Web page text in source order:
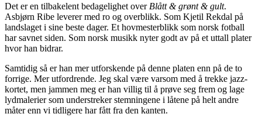
Det er en tilbakelent bedagelighet over Blått & grønt & gult.
Asbjørn Ribe leverer med ro og overblikk. Som Kjetil Rekdal på
landslaget i sine beste dager. Et hovmesterblikk som norsk fotball
har savnet siden. Som norsk musikk nyter godt av på et uttall plater
hvor han bidrar.
Samtidig så er han mer utforskende på denne platen enn på de to
forrige. Mer utfordrende. Jeg skal være varsom med å trekke jazz-
kortet, men jammen meg er han villig til å prøve seg frem og lage
lydmalerier som understreker stemningene i låtene på helt andre
måter enn vi tidligere har fått fra den kanten.